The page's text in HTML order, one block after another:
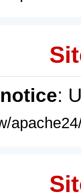
: